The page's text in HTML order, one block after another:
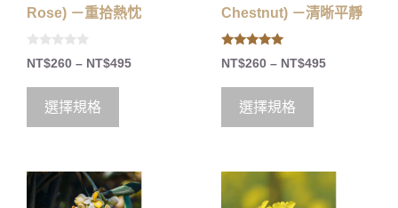
Rose) －重拾熱忱
0
o
t
5
NT$260 – NT$495
選擇規格
Chestnut) －清晰平靜
5.00
out of 5
NT$260 – NT$495
選擇規格